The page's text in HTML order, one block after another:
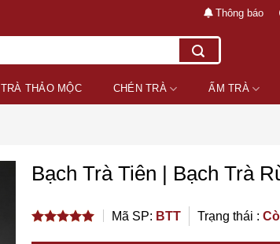
Thông báo
TRÀ THẢO MỘC CHÉN TRÀ ẤM TRÀ
Bạch Trà Tiên | Bạch Trà
Mã SP: BTT Trạng thái :